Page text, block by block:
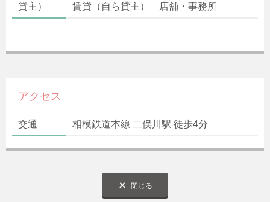
貸主）
賃貸（自ら貸主） 店舗・事務所
アクセス
交通 相模鉄道本線 二俣川駅 徒歩4分
閉じる